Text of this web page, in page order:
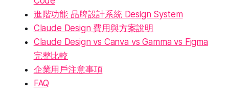
進階功能 品牌設計系統 Design System
Claude Design 費用與方案說明
Claude Design vs Canva vs Gamma vs Figma
完整比較
企業用戶注意事項
FAQ